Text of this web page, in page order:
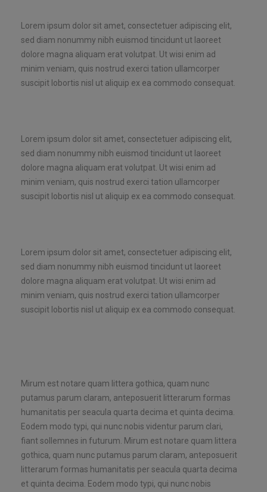
Lorem ipsum dolor sit amet, consectetuer adipiscing elit,
sed diam nonummy nibh euismod tincidunt ut laoreet
dolore magna aliquam erat volutpat. Ut wisi enim ad
minim veniam, quis nostrud exerci tation ullamcorper
suscipit lobortis nisl ut aliquip ex ea commodo consequat.
Lorem ipsum dolor sit amet, consectetuer adipiscing elit,
sed diam nonummy nibh euismod tincidunt ut laoreet
dolore magna aliquam erat volutpat. Ut wisi enim ad
minim veniam, quis nostrud exerci tation ullamcorper
suscipit lobortis nisl ut aliquip ex ea commodo consequat.
Lorem ipsum dolor sit amet, consectetuer adipiscing elit,
sed diam nonummy nibh euismod tincidunt ut laoreet
dolore magna aliquam erat volutpat. Ut wisi enim ad
minim veniam, quis nostrud exerci tation ullamcorper
suscipit lobortis nisl ut aliquip ex ea commodo consequat.
Mirum est notare quam littera gothica, quam nunc
putamus parum claram, anteposuerit litterarum formas
humanitatis per seacula quarta decima et quinta decima.
Eodem modo typi, qui nunc nobis videntur parum clari,
fiant sollemnes in futurum. Mirum est notare quam littera
gothica, quam nunc putamus parum claram, anteposuerit
litterarum formas humanitatis per seacula quarta decima
et quinta decima. Eodem modo typi, qui nunc nobis